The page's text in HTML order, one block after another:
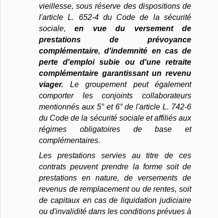
vieillesse, sous réserve des dispositions de
l'article L. 652-4 du Code de la sécurité
sociale, en vue du versement de
prestations de prévoyance
complémentaire, d'indemnité en cas de
perte d'emploi subie ou d'une retraite
complémentaire garantissant un revenu
viager. Le groupement peut également
comporter les conjoints collaborateurs
mentionnés aux 5° et 6° de l'article L. 742-6
du Code de la sécurité sociale et affiliés aux
régimes obligatoires de base et
complémentaires.
Les prestations servies au titre de ces
contrats peuvent prendre la forme soit de
prestations en nature, de versements de
revenus de remplacement ou de rentes, soit
de capitaux en cas de liquidation judiciaire
ou d'invalidité dans les conditions prévues à